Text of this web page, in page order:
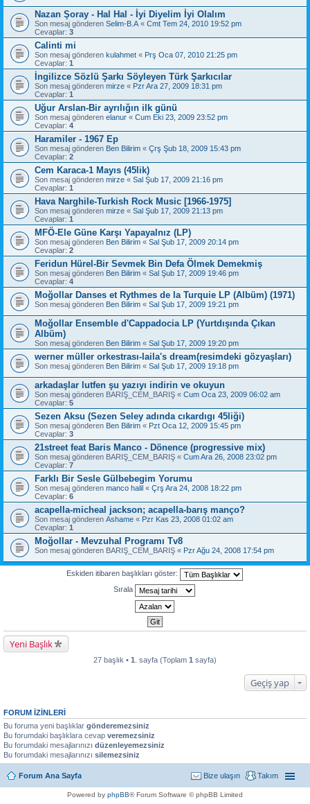
Nazan Şoray - Hal Hal - İyi Diyelim İyi Olalım
Son mesaj gönderen Selim-B.A « Cmt Tem 24, 2010 19:52 pm
Cevaplar: 3
Calinti mi
Son mesaj gönderen kulahmet « Prş Oca 07, 2010 21:25 pm
Cevaplar: 1
İngilizce Sözlü Şarkı Söyleyen Türk Şarkıcılar
Son mesaj gönderen mirze « Pzr Ara 27, 2009 18:31 pm
Cevaplar: 1
Uğur Arslan-Bir ayrılığın ilk günü
Son mesaj gönderen elanur « Cum Eki 23, 2009 23:52 pm
Cevaplar: 4
Haramiler - 1967 Ep
Son mesaj gönderen Ben Bilirim « Çrş Şub 18, 2009 15:43 pm
Cevaplar: 2
Cem Karaca-1 Mayıs (45lik)
Son mesaj gönderen mirze « Sal Şub 17, 2009 21:16 pm
Cevaplar: 1
Hava Narghile-Turkish Rock Music [1966-1975]
Son mesaj gönderen mirze « Sal Şub 17, 2009 21:13 pm
Cevaplar: 1
MFÖ-Ele Güne Karşı Yapayalnız (LP)
Son mesaj gönderen Ben Bilirim « Sal Şub 17, 2009 20:14 pm
Cevaplar: 2
Feridun Hürel-Bir Sevmek Bin Defa Ölmek Demekmiş
Son mesaj gönderen Ben Bilirim « Sal Şub 17, 2009 19:46 pm
Cevaplar: 4
Moğollar Danses et Rythmes de la Turquie LP (Albüm) (1971)
Son mesaj gönderen Ben Bilirim « Sal Şub 17, 2009 19:21 pm
Moğollar Ensemble d'Cappadocia LP (Yurtdışında Çıkan
Albüm)
Son mesaj gönderen Ben Bilirim « Sal Şub 17, 2009 19:20 pm
werner müller orkestrası-laila's dream(resimdeki gözyaşları)
Son mesaj gönderen Ben Bilirim « Sal Şub 17, 2009 19:18 pm
arkadaşlar lutfen şu yazıyı indirin ve okuyun
Son mesaj gönderen BARIŞ_CEM_BARIŞ « Cum Oca 23, 2009 06:02 am
Cevaplar: 5
Sezen Aksu (Sezen Seley adında cıkardıgı 45liği)
Son mesaj gönderen Ben Bilirim « Pzt Oca 12, 2009 15:45 pm
Cevaplar: 3
21street feat Baris Manco - Dönence (progressive mix)
Son mesaj gönderen BARIŞ_CEM_BARIŞ « Cum Ara 26, 2008 23:02 pm
Cevaplar: 7
Farklı Bir Sesle Gülbebegim Yorumu
Son mesaj gönderen manco halil « Çrş Ara 24, 2008 18:22 pm
Cevaplar: 6
acapella-micheal jackson; acapella-barış manço?
Son mesaj gönderen Ashame « Pzr Kas 23, 2008 01:02 am
Cevaplar: 1
Moğollar - Mevzuhal Programı Tv8
Son mesaj gönderen BARIŞ_CEM_BARIŞ « Pzr Ağu 24, 2008 17:54 pm
Eskiden itibaren başlıkları göster:
Sırala
Yeni Başlık
27 başlık • 1 . sayfa (Toplam 1 sayfa)
Geçiş yap
FORUM IZINLERI
Bu foruma yeni başlıklar gönderemezsiniz
Bu forumdaki başlıklara cevap veremezsiniz
Bu forumdaki mesajlarınızı düzenleyemezsiniz
Bu forumdaki mesajlarınızı silemezsiniz
Forum Ana Sayfa Takım
Bize ulaşın
Powered by phpBB® Forum Software © phpBB Limited